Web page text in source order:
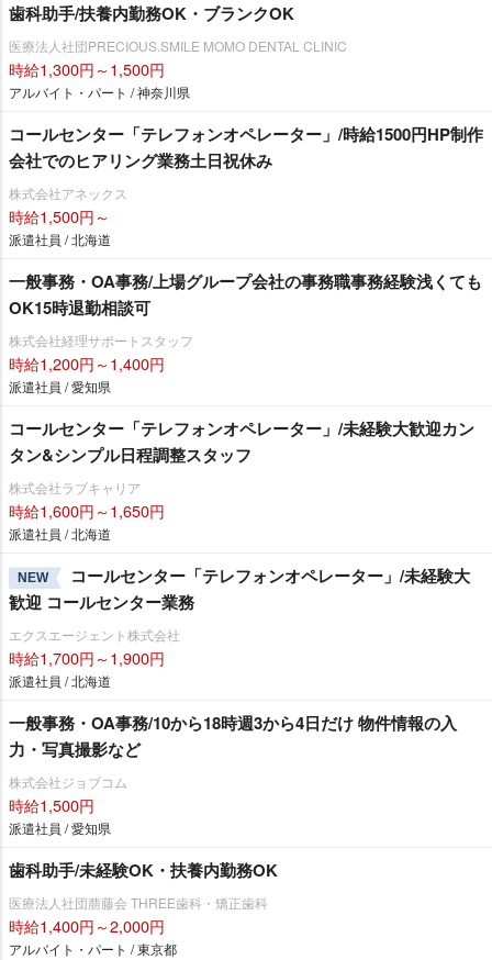
歯科助手/扶養内勤務OK・ブランクOK
医療法人社団PRECIOUS.SMILE MOMO DENTAL CLINIC
時給1,300円～1,500円
アルバイト・パート / 神奈川県
コールセンター「テレフォンオペレーター」/時給1500円HP制作
会社でのヒアリング業務土日祝休み
株式会社アネックス
時給1,500円～
派遣社員 / 北海道
一般事務・OA事務/上場グループ会社の事務職事務経験浅くても
OK15時退勤相談可
株式会社経理サポートスタッフ
時給1,200円～1,400円
派遣社員 / 愛知県
コールセンター「テレフォンオペレーター」/未経験大歓迎カン
タン&シンプル日程調整スタッフ
株式会社ラブキャリア
時給1,600円～1,650円
派遣社員 / 北海道
NEW
コールセンター「テレフォンオペレーター」/未経験大
歓迎 コールセンター業務
エクスエージェント株式会社
時給1,700円～1,900円
派遣社員 / 北海道
一般事務・OA事務/10から18時週3から4日だけ 物件情報の入
力・写真撮影など
株式会社ジョブコム
時給1,500円
派遣社員 / 愛知県
歯科助手/未経験OK・扶養内勤務OK
医療法人社団萠藤会 THREE歯科・矯正歯科
時給1,400円～2,000円
アルバイト・パート / 東京都